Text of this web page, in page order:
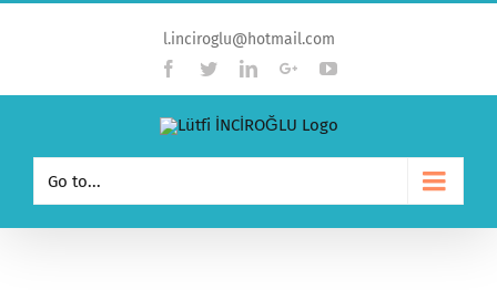
l.inciroglu@hotmail.com
Facebook
TwitterLinkedinGoogle+YouTube
Go to...